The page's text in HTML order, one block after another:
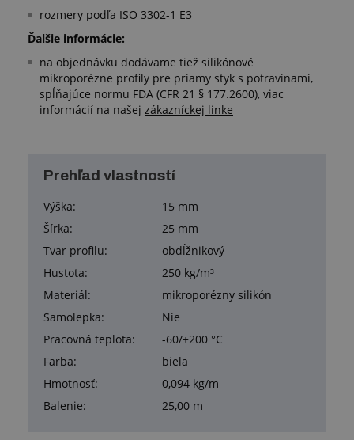
rozmery podľa ISO 3302-1 E3
Ďalšie informácie:
na objednávku dodávame tiež silikónové
mikroporézne profily pre priamy styk s potravinami,
spĺňajúce normu FDA (CFR 21 § 177.2600), viac
informácií na našej zákazníckej linke
Prehľad vlastností
Výška:
15 mm
Šírka:
25 mm
Tvar profilu:
obdĺžnikový
Hustota:
250 kg/m³
Materiál:
mikroporézny silikón
Samolepka:
Nie
Pracovná teplota:
-60/+200 °C
Farba:
biela
Hmotnosť:
0,094 kg/m
Balenie:
25,00 m